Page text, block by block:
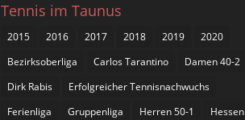
Tennis im Taunus
2015 2016 2017 2018 2019
2020
Bezirksoberliga
Carlos Tarantino
Damen 40-2
Dirk Rabis
Erfolgreicher Tennisnachwuchs
Ferienliga
Gruppenliga Herren 50-1
Hessen